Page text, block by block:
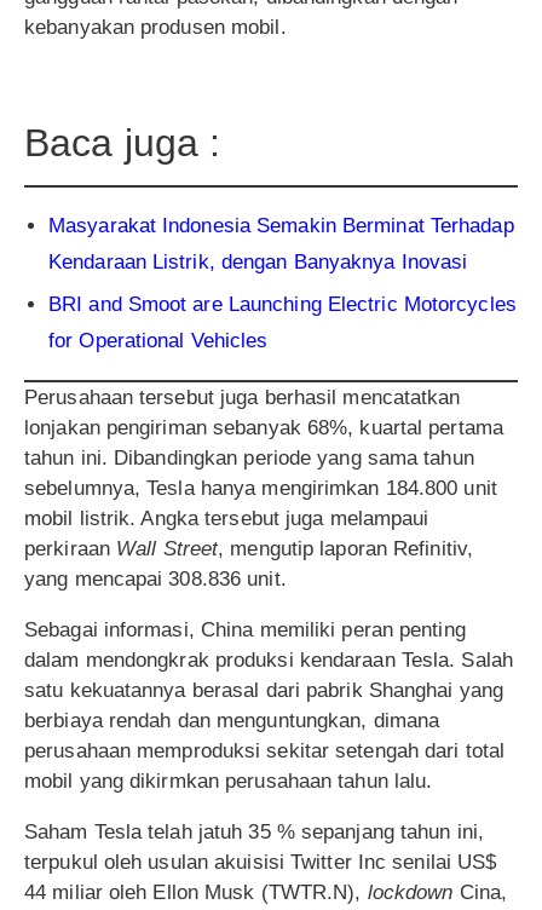
kebanyakan produsen mobil.
Baca juga :
Masyarakat Indonesia Semakin Berminat Terhadap
Kendaraan Listrik, dengan Banyaknya Inovasi
BRI and Smoot are Launching Electric Motorcycles
for Operational Vehicles
Perusahaan tersebut juga berhasil mencatatkan
lonjakan pengiriman sebanyak 68%, kuartal pertama
tahun ini. Dibandingkan periode yang sama tahun
sebelumnya, Tesla hanya mengirimkan 184.800 unit
mobil listrik. Angka tersebut juga melampaui
perkiraan Wall Street, mengutip laporan Refinitiv,
yang mencapai 308.836 unit.
Sebagai informasi, China memiliki peran penting
dalam mendongkrak produksi kendaraan Tesla. Salah
satu kekuatannya berasal dari pabrik Shanghai yang
berbiaya rendah dan menguntungkan, dimana
perusahaan memproduksi sekitar setengah dari total
mobil yang dikirmkan perusahaan tahun lalu.
Saham Tesla telah jatuh 35 % sepanjang tahun ini,
terpukul oleh usulan akuisisi Twitter Inc senilai US$
44 miliar oleh Ellon Musk (TWTR.N), lockdown Cina,